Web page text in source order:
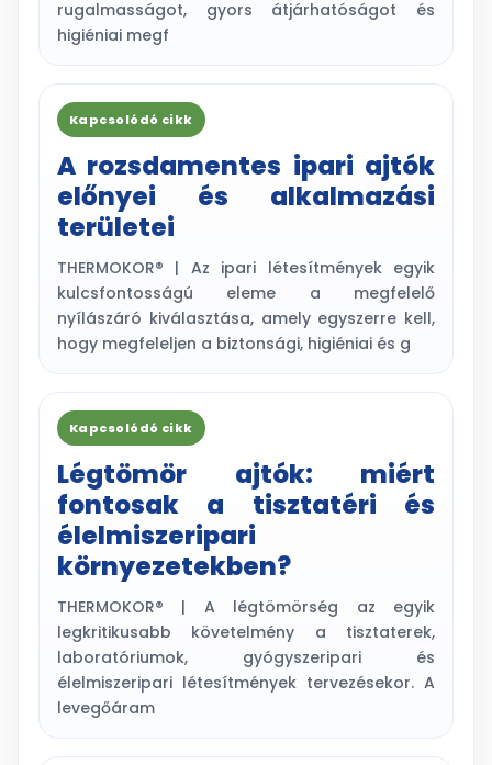
rugalmasságot, gyors átjárhatóságot és
higiéniai megf
Kapcsolódó cikk
A rozsdamentes ipari ajtók
előnyei és alkalmazási
területei
THERMOKOR® | Az ipari létesítmények egyik
kulcsfontosságú eleme a megfelelő
nyílászáró kiválasztása, amely egyszerre kell,
hogy megfeleljen a biztonsági, higiéniai és g
Kapcsolódó cikk
Légtömör ajtók: miért
fontosak a tisztatéri és
élelmiszeripari
környezetekben?
THERMOKOR® | A légtömörség az egyik
legkritikusabb követelmény a tisztaterek,
laboratóriumok, gyógyszeripari és
élelmiszeripari létesítmények tervezésekor. A
levegőáram